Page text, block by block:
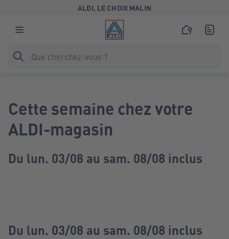
ALDI, LE CHOIX MALIN
Cette semaine chez votre
ALDI-magasin
Du lun. 03/08 au sam. 08/08 inclus
Du lun. 03/08 au sam. 08/08 inclus